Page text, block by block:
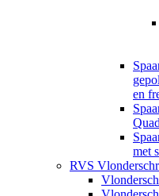
en
met
RVS